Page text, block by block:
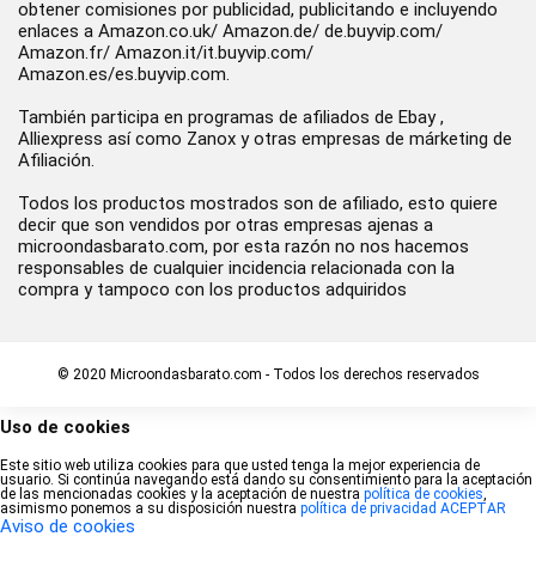
obtener comisiones por publicidad, publicitando e incluyendo
enlaces a Amazon.co.uk/ Amazon.de/ de.buyvip.com/
Amazon.fr/ Amazon.it/it.buyvip.com/
Amazon.es/es.buyvip.com.
También participa en programas de afiliados de Ebay ,
Alliexpress así como Zanox y otras empresas de márketing de
Afiliación.
Todos los productos mostrados son de afiliado, esto quiere
decir que son vendidos por otras empresas ajenas a
microondasbarato.com, por esta razón no nos hacemos
responsables de cualquier incidencia relacionada con la
compra y tampoco con los productos adquiridos
© 2020 Microondasbarato.com - Todos los derechos reservados
Uso de cookies
Este sitio web utiliza cookies para que usted tenga la mejor experiencia de
usuario. Si continúa navegando está dando su consentimiento para la aceptación
de las mencionadas cookies y la aceptación de nuestra política de cookies,
asimismo ponemos a su disposición nuestra política de privacidad ACEPTAR
Aviso de cookies